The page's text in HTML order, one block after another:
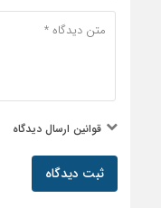
قوانین ارسال دیدگاه
ثبت دیدگاه